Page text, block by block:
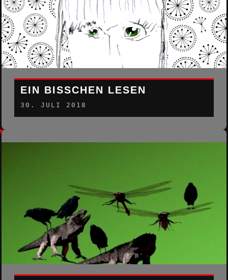
EIN BISSCHEN LESEN
30. JULI 2018